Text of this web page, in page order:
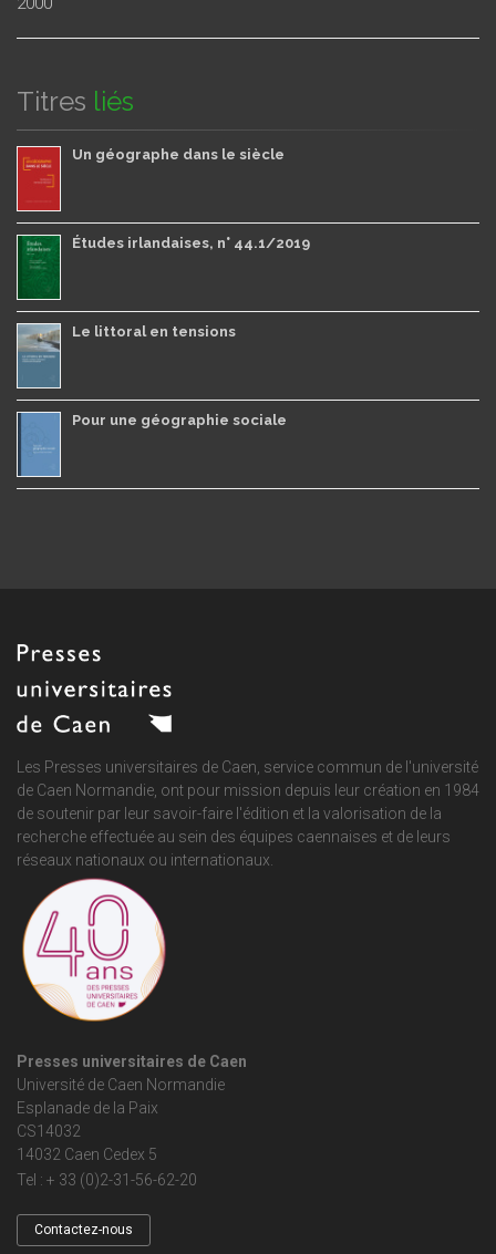
Titres liés
Un géographe dans le siècle
Études irlandaises, n° 44.1/2019
Le littoral en tensions
Pour une géographie sociale
Les Presses universitaires de Caen, service commun de l'université
de Caen Normandie, ont pour mission depuis leur création en 1984
de soutenir par leur savoir-faire l'édition et la valorisation de la
recherche effectuée au sein des équipes caennaises et de leurs
réseaux nationaux ou internationaux.
Presses universitaires de Caen
Université de Caen Normandie
Esplanade de la Paix
CS14032
14032 Caen Cedex 5
Tel : + 33 (0)2-31-56-62-20
Contactez-nous